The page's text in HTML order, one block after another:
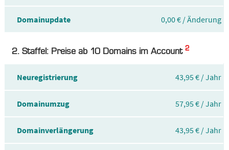
Domainupdate 0,00 € / Änderung
2. Staffel: Preise ab 10 Domains im Account 2
Neuregistrierung 43,95 € / Jahr
Domainumzug 57,95 € / Jahr
Domainverlängerung 43,95 € / Jahr